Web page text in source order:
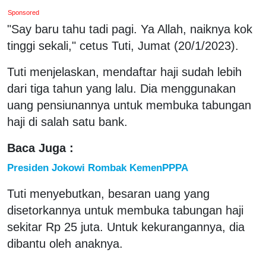
Sponsored
"Say baru tahu tadi pagi. Ya Allah, naiknya kok
tinggi sekali," cetus Tuti, Jumat (20/1/2023).
Tuti menjelaskan, mendaftar haji sudah lebih
dari tiga tahun yang lalu. Dia menggunakan
uang pensiunannya untuk membuka tabungan
haji di salah satu bank.
Baca Juga :
Presiden Jokowi Rombak KemenPPPA
Tuti menyebutkan, besaran uang yang
disetorkannya untuk membuka tabungan haji
sekitar Rp 25 juta. Untuk kekurangannya, dia
dibantu oleh anaknya.